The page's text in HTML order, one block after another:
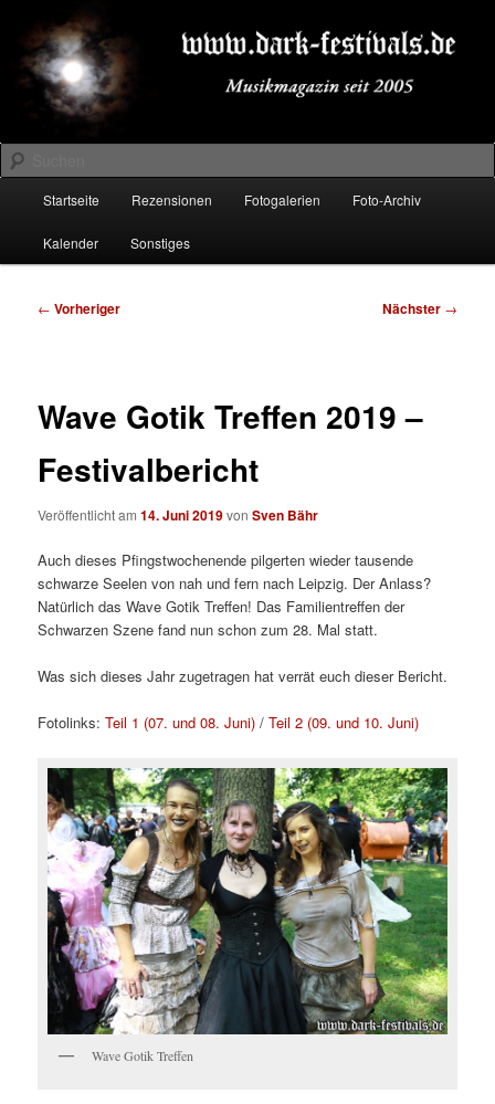
primären
Inhalt
springenDARK-FESTIVALS.DE
Suchen
Startseite Rezensionen Fotogalerien Foto-Archiv
Kalender Sonstiges
Beitragsnavigation
← Vorheriger Nächster →
Wave Gotik Treffen 2019 –
Festivalbericht
Veröffentlicht am14. Juni 2019vonSven Bähr
Auch dieses Pfingstwochenende pilgerten wieder tausende
schwarze Seelen von nah und fern nach Leipzig. Der Anlass?
Natürlich das Wave Gotik Treffen! Das Familientreffen der
Schwarzen Szene fand nun schon zum 28. Mal statt.
Was sich dieses Jahr zugetragen hat verrät euch dieser Bericht.
Fotolinks:Teil 1 (07. und 08. Juni) /Teil 2 (09. und 10. Juni)
Wave Gotik Treffen